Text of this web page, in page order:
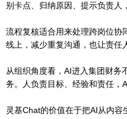
别卡点、归纳原因、提示负责人
流程复核适合用来处理跨岗位协
线上，减少重复沟通，也让责任
从组织角度看，AI进入集团财务
务。人负责目标、经验和责任，
灵基Chat的价值在于把AI从内